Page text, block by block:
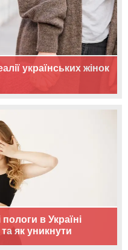
українських жінок
пологи в Україні
як уникнути